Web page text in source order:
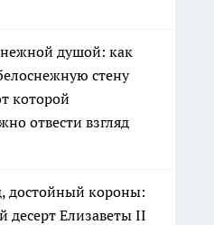
нежной душой: как
стену
которой
отвести взгляд
достойный короны:
Елизаветы II